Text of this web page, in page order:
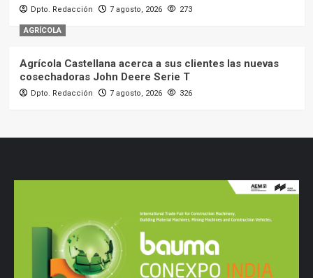
Dpto. Redacción 7 agosto, 2026 273
AGRÍCOLA
Agrícola Castellana acerca a sus clientes las nuevas
cosechadoras John Deere Serie T
Dpto. Redacción 7 agosto, 2026 326